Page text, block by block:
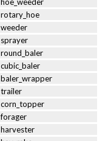
rotary_hoe
weeder
sprayer
round_baler
cubic_baler
baler_wrapper
trailer
corn_topper
forager
harvester